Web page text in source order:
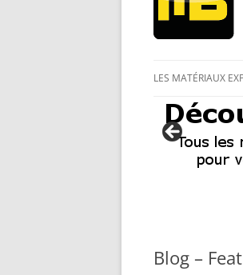
LES MATÉRIAUX
Blog –